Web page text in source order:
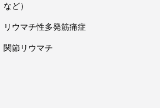
など）
リウマチ性多発筋痛症
関節リウマチ